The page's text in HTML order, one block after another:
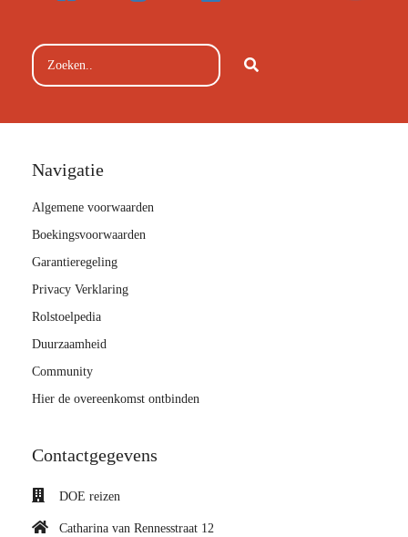
Navigatie
Algemene voorwaarden
Boekingsvoorwaarden
Garantieregeling
Privacy Verklaring
Rolstoelpedia
Duurzaamheid
Community
Hier de overeenkomst ontbinden
Contactgegevens
DOE reizen
Catharina van Rennesstraat 12